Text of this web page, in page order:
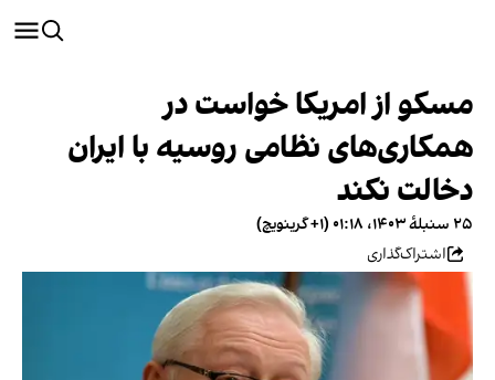
مسکو از امریکا خواست در
همکاری‌های نظامی روسیه با ایران
دخالت نکند
۲۵ سنبلهٔ ۱۴۰۳، ۰۱:۱۸ (‎+۱ گرینویچ)
اشتراک‌گذاری